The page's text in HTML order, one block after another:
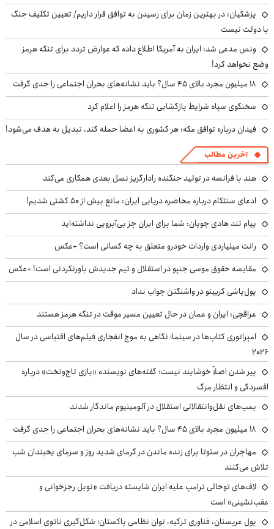
پزشکیان‌: در بهترین زمان برای رسیدن به توافق قرار داریم/ تعیین تکلیف جنگ
با دولت نیست
ونس مدعی شد: ایران به آمریکا اطلاع داده که عوارض تردد برای تنگه هرمز
وضع نخواهد کرد!
۱۸ میلیون مجرد بالای ۴۵ سال؟ باید نشانه‌های بحران اجتماعی را جدی گرفت
سخنگوی سپاه شرایط بازگشایی تنگه هرمز را اعلام کرد
فیدان درباره توافق مکه: هر کشوری به اعضا حمله کند، تبدیل به هدف می‌شود!
آخرین مطالب
هند با فرانسه در تولید جنگنده رادارگریز نسل بعدی همکاری می‌کند
ادعای سنتکام درباره محاصره دریایی ایران: مانع بیش از ۵۰ کشتی شدیم!
پیام تند هادی چوپان: شما برای ایران جز بی‌آبرویی نداشته‌اید
رانت میلیاردی واردات خودرو متعلق به چه کسانی است؟ +عکس
مقایسه حقوق موسی جنپو در استقلال و تیم جدیدش باورنکردنی است! +عکس
پول‌پاشی کریپتو در واشنگتن جواب نداد
عراقچی: ایران و عمان در حال تعیین مسیر موقت در تنگه هرمز هستند
امپراتوری کتاب‌ها در سینما؛ نگاهی به موج انفجاری فیلم‌های اقتباسی در سال
۲۰۲۶
پیر شدن اصلاً خوشایند نیست؛ گفته‌های نویسنده «بازی تاج‌وتخت» درباره
افسردگی و انتظار مرگ
بمب‌های نقل‌وانتقالاتی استقلال در آلومینیوم ماندگار شدند
۱۸ میلیون مجرد بالای ۴۵ سال؟ باید نشانه‌های بحران اجتماعی را جدی گرفت
مهاجران در سئوتا برای زنده ماندن در گرمای شدید روز و سرمای یخبندان شب
تلاش می‌کنند
لاف‌های توخالی ترامپ علیه ایران شایسته دریافت «نوبل رجزخوانی و
عقب‌نشینی» است
پول عربستان، فناوری ترکیه، توان نظامی پاکستان؛ شکل‌گیری ناتوی اسلامی در